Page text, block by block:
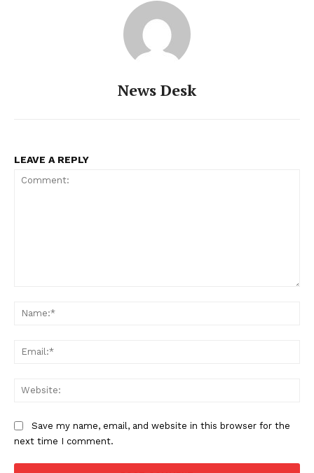
News Desk
LEAVE A REPLY
Save my name, email, and website in this browser for the
next time I comment.